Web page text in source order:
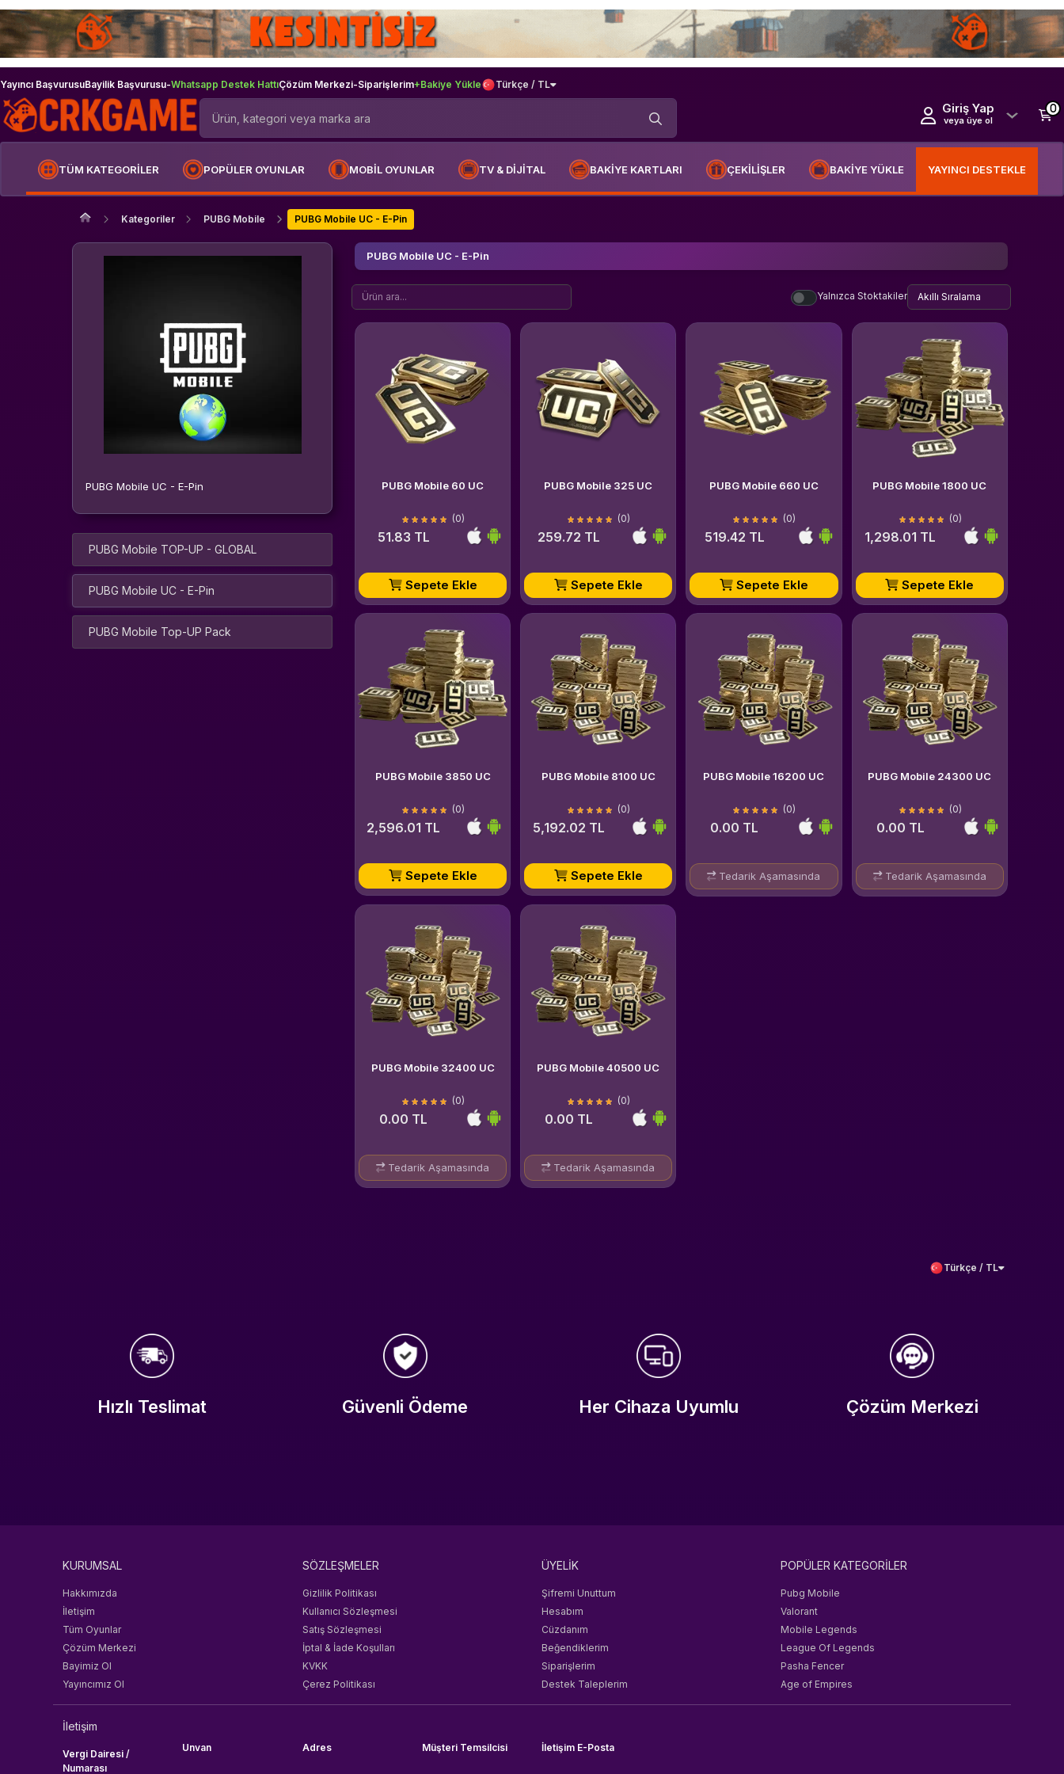
Yayıncı BaşvurusuBayilik Başvurusu-Whatsapp Destek HattıÇözüm Merkezi-Siparişlerim+Bakiye Yükle Türkçe / TL
Giriş Yap
veya üye ol
0
TÜM KATEGORİLER POPÜLER OYUNLAR MOBİL OYUNLAR TV & DİJİTAL BAKİYE KARTLARI ÇEKİLİŞLER BAKİYE YÜKLE YAYINCI DESTEKLE
Kategoriler PUBG Mobile PUBG Mobile UC - E-Pin
PUBG Mobile UC - E-Pin
PUBG Mobile TOP-UP - GLOBAL
PUBG Mobile UC - E-Pin
PUBG Mobile Top-UP Pack
PUBG Mobile UC - E-Pin
Yalnızca Stoktakiler
PUBG Mobile 60 UC
(0)
51.83 TL
Sepete Ekle
PUBG Mobile 325 UC
(0)
259.72 TL
Sepete Ekle
PUBG Mobile 660 UC
(0)
519.42 TL
Sepete Ekle
PUBG Mobile 1800 UC
(0)
1,298.01 TL
Sepete Ekle
PUBG Mobile 3850 UC
(0)
2,596.01 TL
Sepete Ekle
PUBG Mobile 8100 UC
(0)
5,192.02 TL
Sepete Ekle
PUBG Mobile 16200 UC
(0)
0.00 TL
Tedarik Aşamasında
PUBG Mobile 24300 UC
(0)
0.00 TL
Tedarik Aşamasında
PUBG Mobile 32400 UC
(0)
0.00 TL
Tedarik Aşamasında
PUBG Mobile 40500 UC
(0)
0.00 TL
Tedarik Aşamasında
Türkçe / TL
Hızlı Teslimat Güvenli Ödeme Her Cihaza Uyumlu Çözüm Merkezi
KURUMSAL
Hakkımızda
İletişim
Tüm Oyunlar
Çözüm Merkezi
Bayimiz Ol
Yayıncımız Ol
SÖZLEŞMELER
Gizlilik Politikası
Kullanıcı Sözleşmesi
Satış Sözleşmesi
İptal & İade Koşulları
KVKK
Çerez Politikası
ÜYELİK
Şifremi Unuttum
Hesabım
Cüzdanım
Beğendiklerim
Siparişlerim
Destek Taleplerim
POPÜLER KATEGORİLER
Pubg Mobile
Valorant
Mobile Legends
League Of Legends
Pasha Fencer
Age of Empires
İletişim
Vergi Dairesi /
Numarası
Unvan Adres Müşteri Temsilcisi İletişim E-Posta